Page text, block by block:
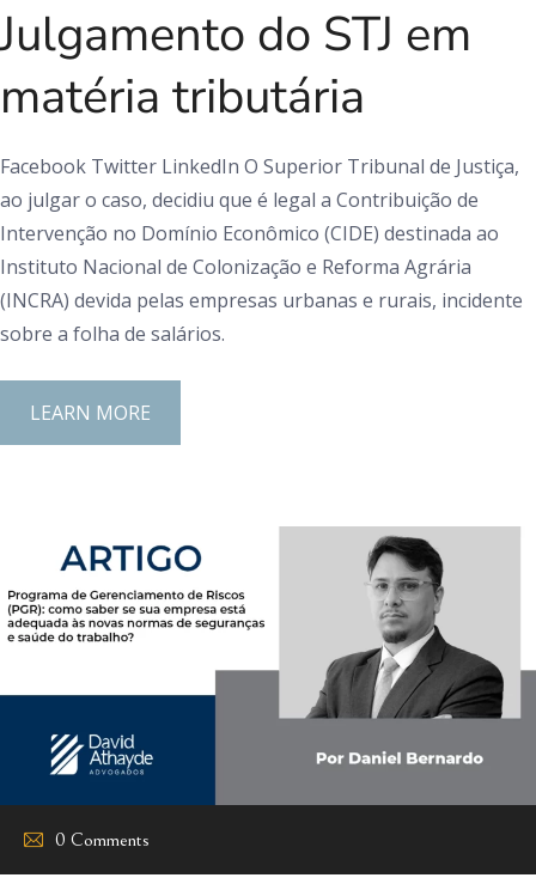
Julgamento do STJ em
matéria tributária
Facebook Twitter LinkedIn O Superior Tribunal de Justiça,
ao julgar o caso, decidiu que é legal a Contribuição de
Intervenção no Domínio Econômico (CIDE) destinada ao
Instituto Nacional de Colonização e Reforma Agrária
(INCRA) devida pelas empresas urbanas e rurais, incidente
sobre a folha de salários.
LEARN MORE
0 Comments